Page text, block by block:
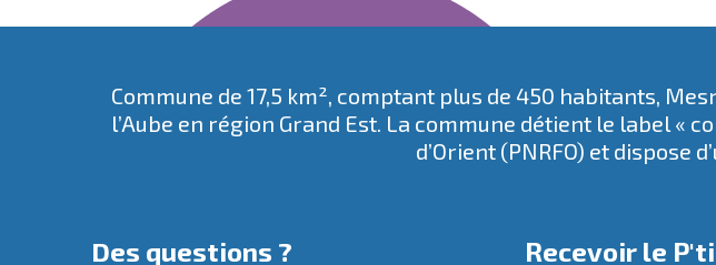
Commune de 17,5 km², comptant plus de 450 habitants,
l’Aube en région Grand Est. La commune détient le label «
d’Orient(PNRFO) et dispose
Des questions ? Recevoir le